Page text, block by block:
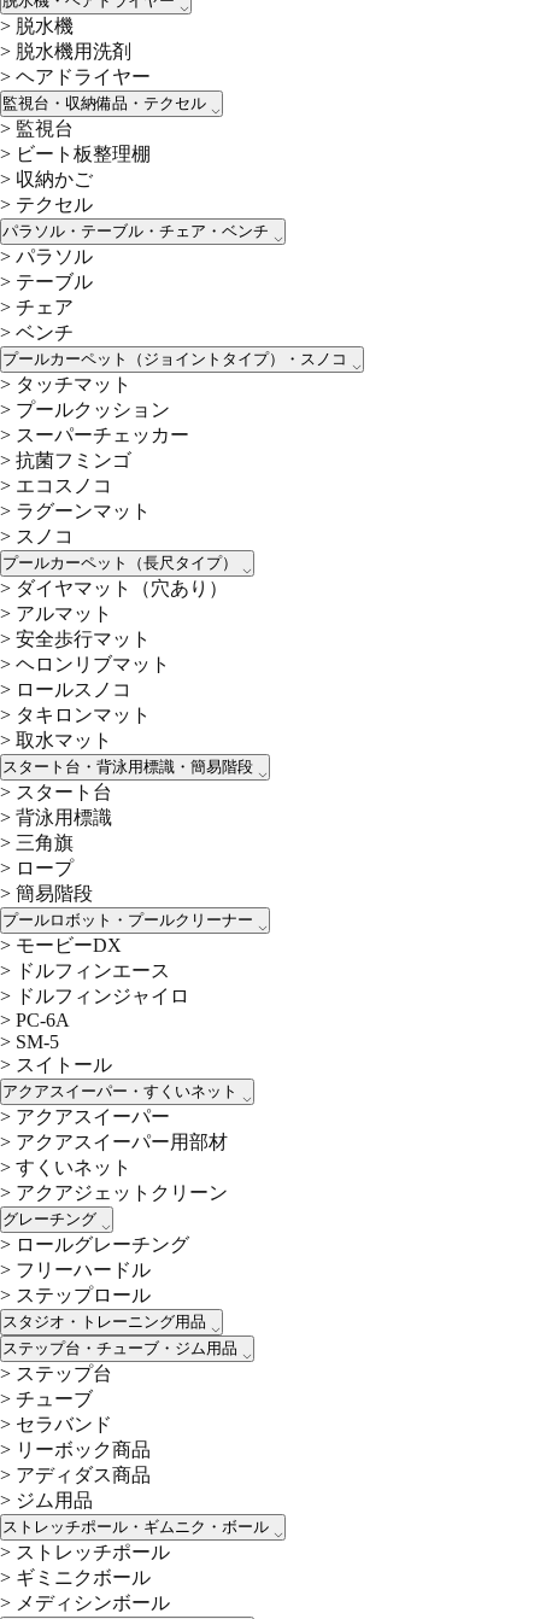
> 脱水機
> 脱水機用洗剤
> ヘアドライヤー
監視台・収納備品・テクセル
> 監視台
> ビート板整理棚
> 収納かご
> テクセル
パラソル・テーブル・チェア・ベンチ
> パラソル
> テーブル
> チェア
> ベンチ
プールカーペット（ジョイントタイプ）・スノコ
> タッチマット
> プールクッション
> スーパーチェッカー
> 抗菌フミンゴ
> エコスノコ
> ラグーンマット
> スノコ
プールカーペット（長尺タイプ）
> ダイヤマット（穴あり）
> アルマット
> 安全歩行マット
> ヘロンリブマット
> ロールスノコ
> タキロンマット
> 取水マット
スタート台・背泳用標識・簡易階段
> スタート台
> 背泳用標識
> 三角旗
> ロープ
> 簡易階段
プールロボット・プールクリーナー
> モービーDX
> ドルフィンエース
> ドルフィンジャイロ
> PC-6A
> SM-5
> スイトール
アクアスイーパー・すくいネット
> アクアスイーパー
> アクアスイーパー用部材
> すくいネット
> アクアジェットクリーン
グレーチング
> ロールグレーチング
> フリーハードル
> ステップロール
スタジオ・トレーニング用品
ステップ台・チューブ・ジム用品
> ステップ台
> チューブ
> セラバンド
> リーボック商品
> アディダス商品
> ジム用品
ストレッチポール・ギムニク・ボール
> ストレッチポール
> ギミニクボール
> メディシンボール